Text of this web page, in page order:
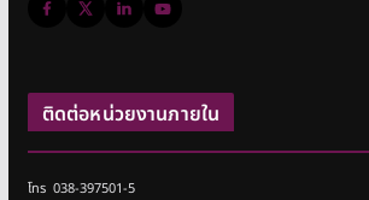
ติดต่อหน่วยงานภายใน
โทร 038-397501-5